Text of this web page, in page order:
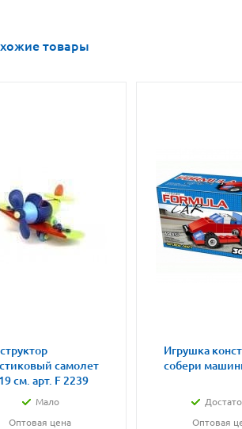
товары
самолет
см. арт. F 2239
Мало
Оптовая цена
Игрушка
собери
Оптовая